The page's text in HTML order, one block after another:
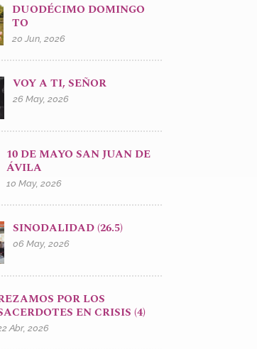
DUODÉCIMO DOMINGO
TO
20 Jun, 2026
VOY A TI, SEÑOR
26 May, 2026
10 DE MAYO SAN JUAN DE
ÁVILA
10 May, 2026
SINODALIDAD (26.5)
06 May, 2026
POR LOS
EN CRISIS (4)
Abr, 2026